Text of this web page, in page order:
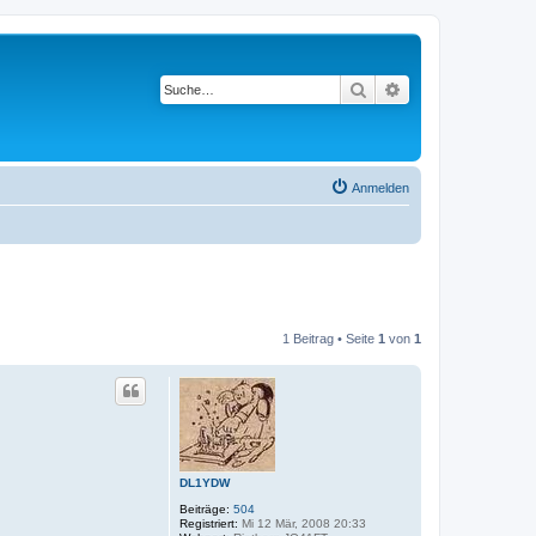
Suche
Anmelden
1 Beitrag • Seite 1 von 1
DL1YDW
Beiträge: 504
Registriert: Mi 12 Mär, 2008 20:33